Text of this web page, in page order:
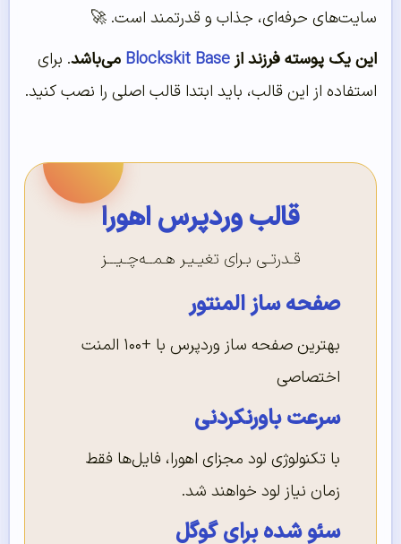
سایت‌های حرفه‌ای، جذاب و قدرتمند است. 🚀
این یک پوسته فرزند ازBlockskit Base می‌باشد. برای
استفاده از این قالب، باید ابتدا قالب اصلی را نصب کنید.
قالب وردپرس اهورا
قـدرتـی بـرای تغیـیـر هـمــه‌چـیـــز
صفحه ساز المنتور
بهترین صفحه ساز وردپرس با +۱۰۰ المنت
اختصاصی
سرعت باورنکردنی
با تکنولوژی لود مجزای اهورا، فایل‌ها فقط
زمان نیاز لود خواهند شد.
سئو شده برای گوگل